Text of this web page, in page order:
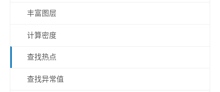
丰富图层
计算密度
查找热点
查找异常值